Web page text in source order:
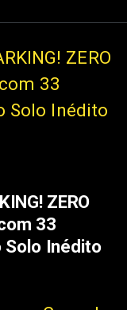
ZERO
33
Solo Inédito